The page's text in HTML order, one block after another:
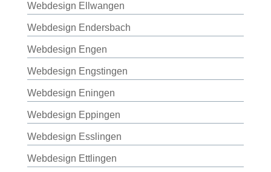
Webdesign Ellwangen
Webdesign Endersbach
Webdesign Engen
Webdesign Engstingen
Webdesign Eningen
Webdesign Eppingen
Webdesign Esslingen
Webdesign Ettlingen